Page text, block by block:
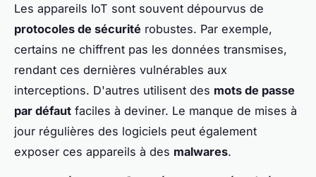
Les appareils IoT sont souvent dépourvus de
protocoles de sécurité robustes. Par exemple,
certains ne chiffrent pas les données transmises,
rendant ces dernières vulnérables aux
interceptions. D'autres utilisent des mots de passe
par défaut faciles à deviner. Le manque de mises à
jour régulières des logiciels peut également
exposer ces appareils à des malwares.